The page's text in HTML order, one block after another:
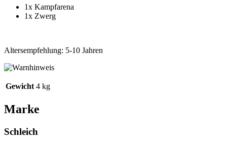
1x Kampfarena
1x Zwerg
Altersempfehlung: 5-10 Jahren
Gewicht 4 kg
Marke
Schleich